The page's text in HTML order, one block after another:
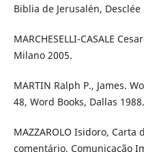
Biblia de Jerusalén,
MARCHESELLI-CASALE
Milano 2005.
MARTIN Ralph P., James.
48, Word Books, Dallas 1988.
MAZZAROLO Isidoro, Carta
comentário, Comunicação